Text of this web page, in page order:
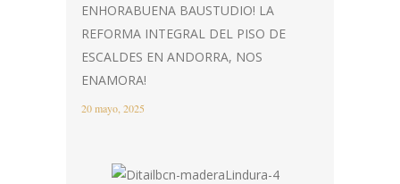
ENHORABUENA BAUSTUDIO! LA
REFORMA INTEGRAL DEL PISO DE
ESCALDES EN ANDORRA, NOS
ENAMORA!
20 mayo, 2025